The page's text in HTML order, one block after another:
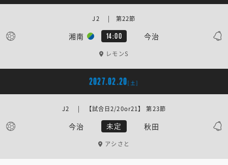
湘南 14:00 今治
J2 | 第22節
レモンS
2027.02.20[土]
今治 未定 秋田
J2 | 【試合日2/20or21】 第23節
アシさと